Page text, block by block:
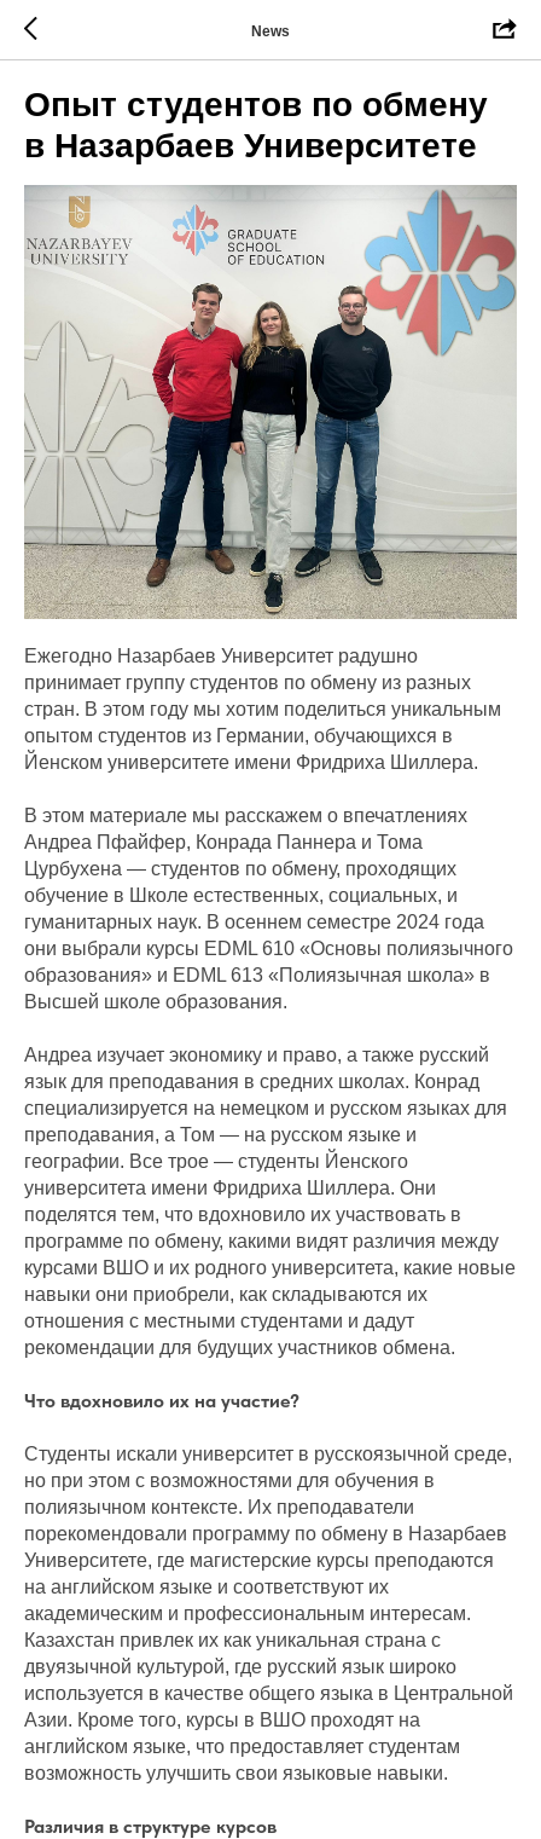
News
Опыт студентов по обмену
в Назарбаев Университете
Ежегодно Назарбаев Университет радушно
принимает группу студентов по обмену из разных
стран. В этом году мы хотим поделиться уникальным
опытом студентов из Германии, обучающихся в
Йенском университете имени Фридриха Шиллера.
В этом материале мы расскажем о впечатлениях
Андреа Пфайфер, Конрада Паннера и Тома
Цурбухена — студентов по обмену, проходящих
обучение в Школе естественных, социальных, и
гуманитарных наук. В осеннем семестре 2024 года
они выбрали курсы EDML 610 «Основы полиязычного
образования» и EDML 613 «Полиязычная школа» в
Высшей школе образования.
Андреа изучает экономику и право, а также русский
язык для преподавания в средних школах. Конрад
специализируется на немецком и русском языках для
преподавания, а Том — на русском языке и
географии. Все трое — студенты Йенского
университета имени Фридриха Шиллера. Они
поделятся тем, что вдохновило их участвовать в
программе по обмену, какими видят различия между
курсами ВШО и их родного университета, какие новые
навыки они приобрели, как складываются их
отношения с местными студентами и дадут
рекомендации для будущих участников обмена.
Что вдохновило их на участие?
Студенты искали университет в русскоязычной среде,
но при этом с возможностями для обучения в
полиязычном контексте. Их преподаватели
порекомендовали программу по обмену в Назарбаев
Университете, где магистерские курсы преподаются
на английском языке и соответствуют их
академическим и профессиональным интересам.
Казахстан привлек их как уникальная страна с
двуязычной культурой, где русский язык широко
используется в качестве общего языка в Центральной
Азии. Кроме того, курсы в ВШО проходят на
английском языке, что предоставляет студентам
возможность улучшить свои языковые навыки.
Различия в структуре курсов